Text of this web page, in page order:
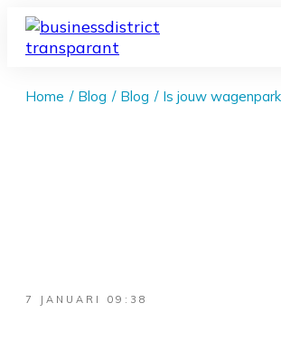
Home / Blog / Blog /
7 JANUARI 09:38